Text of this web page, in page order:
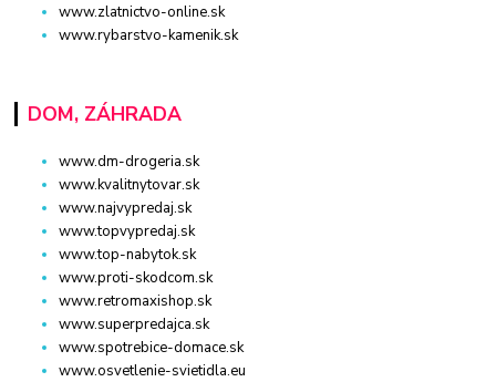
www.zlatnictvo-online.sk
www.rybarstvo-kamenik.sk
DOM, ZÁHRADA
www.dm-drogeria.sk
www.kvalitnytovar.sk
www.najvypredaj.sk
www.topvypredaj.sk
www.top-nabytok.sk
www.proti-skodcom.sk
www.retromaxishop.sk
www.superpredajca.sk
www.spotrebice-domace.sk
www.osvetlenie-svietidla.eu